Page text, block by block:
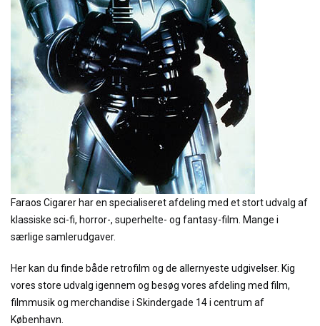
Faraos Cigarer har en specialiseret afdeling med et stort udvalg af
klassiske sci-fi, horror-, superhelte- og fantasy-film. Mange i
særlige samlerudgaver.
Her kan du finde både retrofilm og de allernyeste udgivelser. Kig
vores store udvalg igennem og besøg vores afdeling med film,
filmmusik og merchandise i Skindergade 14 i centrum af
København.